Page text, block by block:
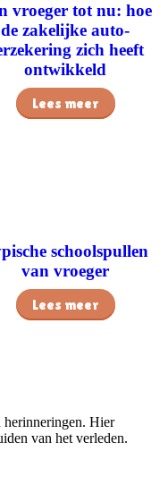
vroeger tot nu: hoe
de zakelijke auto-
zich heeft
ontwikkeld
Lees meer
schoolspullen
van vroeger
Lees meer
Hier
van het verleden.